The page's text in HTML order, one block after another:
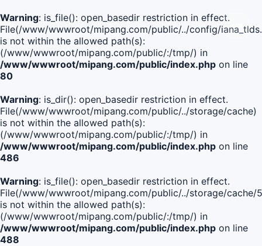
Warning: is_file(): open_basedir restriction in effect.
File(/www/wwwroot/mipang.com/public/../config/
is not within the allowed path(s):
(/www/wwwroot/mipang.com/public/:/tmp/) in
/www/wwwroot/mipang.com/public/index.php on line
80
Warning: is_dir(): open_basedir restriction in effect.
File(/www/wwwroot/mipang.com/public/../storage/cache)
is not within the allowed path(s):
(/www/wwwroot/mipang.com/public/:/tmp/) in
/www/wwwroot/mipang.com/public/index.php on line
486
Warning: is_file(): open_basedir restriction in effect.
File(/www/wwwroot/mipang.com/public/../storage/cache/
is not within the allowed path(s):
(/www/wwwroot/mipang.com/public/:/tmp/) in
/www/wwwroot/mipang.com/public/index.php on line
488